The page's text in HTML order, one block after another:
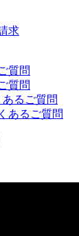
求
質問
質問
るご質問
あるご質問